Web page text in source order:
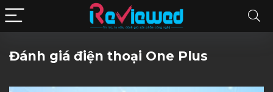
Đánh giá điện thoại One Plus